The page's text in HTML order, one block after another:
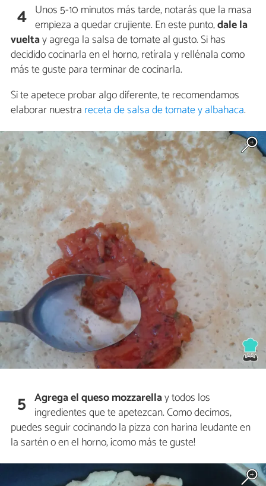
4 Unos 5-10 minutos más tarde, notarás que la masa
empieza a quedar crujiente. En este punto,dale la
vueltay agrega la salsa de tomate al gusto. Si has
decidido cocinarla en el horno, retírala y rellénala como
más te guste para terminar de cocinarla.
Si te apetece probar algo diferente, te recomendamos
elaborar nuestra receta de salsa de tomate y albahaca.
5 Agrega el queso mozzarellay todos los
ingredientes que te apetezcan. Como decimos,
puedes seguir cocinando la pizza con harina leudante en
la sartén o en el horno, ¡como más te guste!